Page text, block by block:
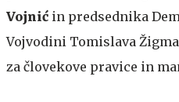
Vojnić in predsednika
Vojvodini Tomislava
za človekove pravice in